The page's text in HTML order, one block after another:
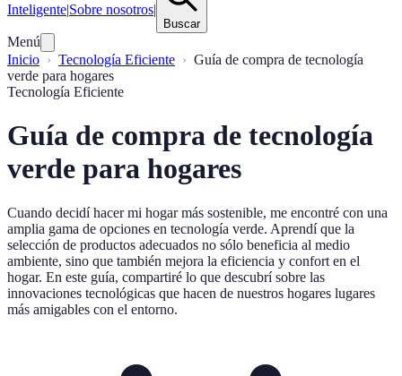
Inteligente|Sobre nosotros|
Buscar
Menú
Inicio
Tecnología Eficiente
Guía de compra de tecnología
verde para hogares
Tecnología Eficiente
Guía de compra de tecnología
verde para hogares
Cuando decidí hacer mi hogar más sostenible, me encontré con una
amplia gama de opciones en tecnología verde. Aprendí que la
selección de productos adecuados no sólo beneficia al medio
ambiente, sino que también mejora la eficiencia y confort en el
hogar. En este guía, compartiré lo que descubrí sobre las
innovaciones tecnológicas que hacen de nuestros hogares lugares
más amigables con el entorno.